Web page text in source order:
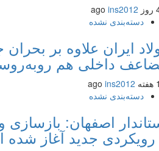
ins2012
دسته‌بندی نشده
ایران علاوه بر بحران
داخلی هم
ins2012
دسته‌بندی نشده
اصفهان: بازسازی
جدید آغاز شده